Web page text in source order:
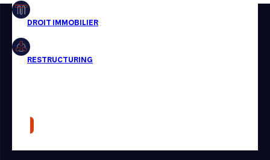
Restructuring
Presse